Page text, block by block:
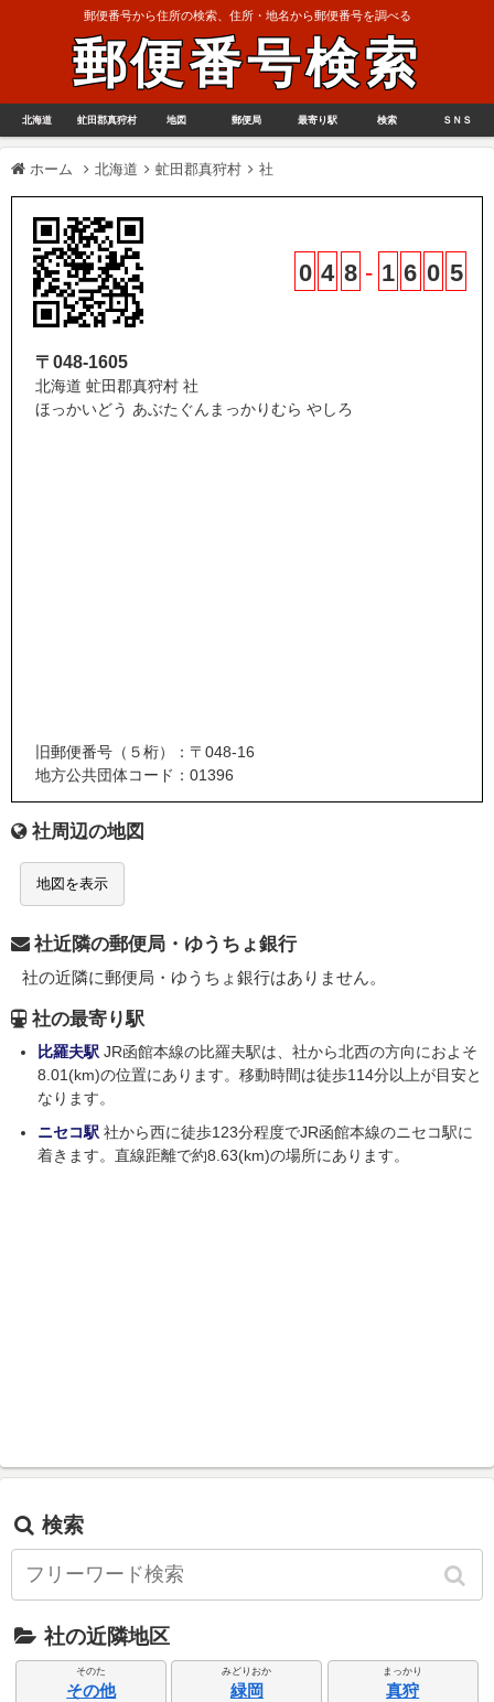
郵便番号から住所の検索、住所・地名から郵便番号を調べる
郵便番号検索
北海道 虻田郡真狩村 地図 郵便局 最寄り駅 検索 ＳＮＳ
ホーム 北海道 虻田郡真狩村 社
0 4 8 - 1 6 0 5
〒048-1605
北海道 虻田郡真狩村 社
ほっかいどう あぶたぐんまっかりむら やしろ
旧郵便番号（５桁）：〒048-16
地方公共団体コード：01396
社周辺の地図
地図を表示
社近隣の郵便局・ゆうちょ銀行
社の近隣に郵便局・ゆうちょ銀行はありません。
社の最寄り駅
比羅夫駅 JR函館本線の比羅夫駅は、社から北西の方向におよそ
8.01(km)の位置にあります。移動時間は徒歩114分以上が目安と
なります。
ニセコ駅 社から西に徒歩123分程度でJR函館本線のニセコ駅に
着きます。直線距離で約8.63(km)の場所にあります。
検索
社の近隣地区
そのた
その他
みどりおか
緑岡
まっかり
真狩